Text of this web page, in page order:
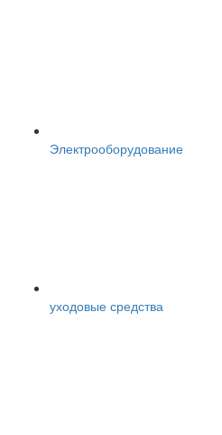
Электрооборудование
уходовые средства